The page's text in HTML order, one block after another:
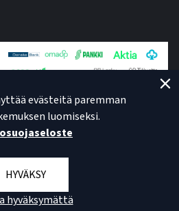
evästeitä paremman
luomiseksi.
HYVÄKSY
hyväksymättä